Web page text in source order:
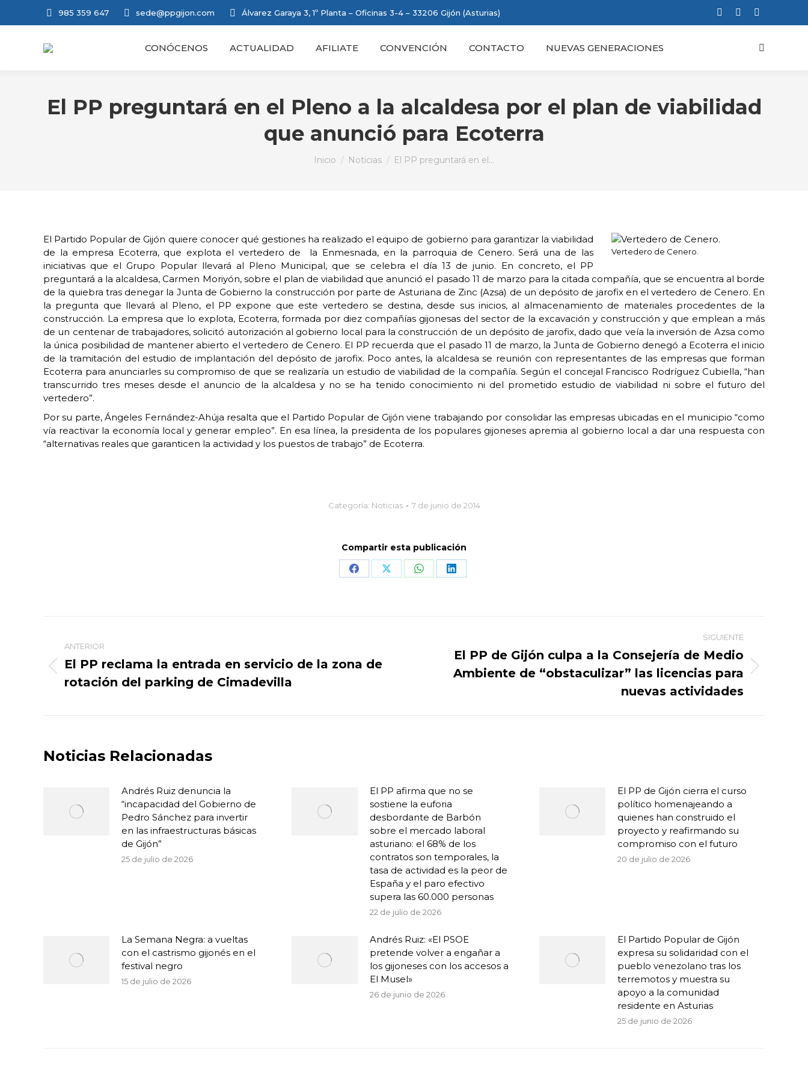
985 359 647 sede@ppgijon.com Álvarez Garaya 3, 1º Planta – Oficinas 3-4 – 33206 Gijón (Asturias)
window
opens
window
opens
window
CONÓCENOS ACTUALIDAD AFILIATE CONVENCIÓN CONTACTO NUEVAS GENERACIONES Buscar:
El PP preguntará en el Pleno a la alcaldesa por el plan de viabilidad
que anunció para Ecoterra
Estás aquí:
Inicio Noticias El PP preguntará en el…
Vertedero de Cenero.
El Partido Popular de Gijón quiere conocer qué gestiones ha realizado el equipo de gobierno para garantizar la viabilidad
de la empresa Ecoterra, que explota el vertedero de la Enmesnada, en la parroquia de Cenero. Será una de las
iniciativas que el Grupo Popular llevará al Pleno Municipal, que se celebra el día 13 de junio. En concreto, el PP
preguntará a la alcaldesa, Carmen Moriyón, sobre el plan de viabilidad que anunció el pasado 11 de marzo para la citada compañía, que se encuentra al borde
de la quiebra tras denegar la Junta de Gobierno la construcción por parte de Asturiana de Zinc (Azsa) de un depósito de jarofix en el vertedero de Cenero. En
la pregunta que llevará al Pleno, el PP expone que este vertedero se destina, desde sus inicios, al almacenamiento de materiales procedentes de la
construcción. La empresa que lo explota, Ecoterra, formada por diez compañías gijonesas del sector de la excavación y construcción y que emplean a más
de un centenar de trabajadores, solicitó autorización al gobierno local para la construcción de un depósito de jarofix, dado que veía la inversión de Azsa como
la única posibilidad de mantener abierto el vertedero de Cenero. El PP recuerda que el pasado 11 de marzo, la Junta de Gobierno denegó a Ecoterra el inicio
de la tramitación del estudio de implantación del depósito de jarofix. Poco antes, la alcaldesa se reunión con representantes de las empresas que forman
Ecoterra para anunciarles su compromiso de que se realizaría un estudio de viabilidad de la compañía. Según el concejal Francisco Rodríguez Cubiella, “han
transcurrido tres meses desde el anuncio de la alcaldesa y no se ha tenido conocimiento ni del prometido estudio de viabilidad ni sobre el futuro del
vertedero”.
Por su parte, Ángeles Fernández-Ahúja resalta que el Partido Popular de Gijón viene trabajando por consolidar las empresas ubicadas en el municipio “como
vía reactivar la economía local y generar empleo”. En esa línea, la presidenta de los populares gijoneses apremia al gobierno local a dar una respuesta con
“alternativas reales que garanticen la actividad y los puestos de trabajo” de Ecoterra.
Categoría: Noticias 7 de junio de 2014
Compartir esta publicación
Share Share Share Share
entre
publicaciones
ANTERIOR
Publicación
anterior:
El PP reclama la entrada en servicio de la zona de
rotación del parking de Cimadevilla
SIGUIENTE
Publicación
El PP de Gijón culpa a la Consejería de Medio
Ambiente de “obstaculizar” las licencias para
nuevas actividades
Noticias Relacionadas
Andrés Ruiz denuncia la
“incapacidad del Gobierno de
Pedro Sánchez para invertir
en las infraestructuras básicas
de Gijón”
25 de julio de 2026
El PP afirma que no se
sostiene la euforia
desbordante de Barbón
sobre el mercado laboral
asturiano: el 68% de los
contratos son temporales, la
tasa de actividad es la peor de
España y el paro efectivo
supera las 60.000 personas
22 de julio de 2026
El PP de Gijón cierra el curso
político homenajeando a
quienes han construido el
proyecto y reafirmando su
compromiso con el futuro
20 de julio de 2026
La Semana Negra: a vueltas
con el castrismo gijonés en el
festival negro
15 de julio de 2026
Andrés Ruiz: «El PSOE
pretende volver a engañar a
los gijoneses con los accesos a
El Musel»
26 de junio de 2026
El Partido Popular de Gijón
expresa su solidaridad con el
pueblo venezolano tras los
terremotos y muestra su
apoyo a la comunidad
residente en Asturias
25 de junio de 2026